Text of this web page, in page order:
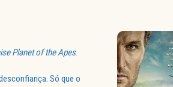
Planet of the Apes.
Só que o